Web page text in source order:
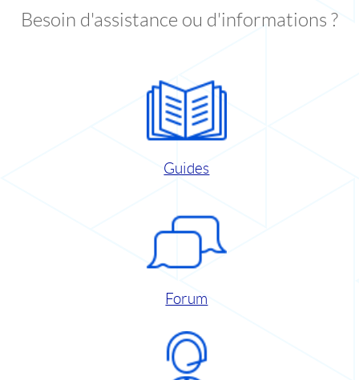
Besoin d'assistance ou d'informations ?
Guides
Forum